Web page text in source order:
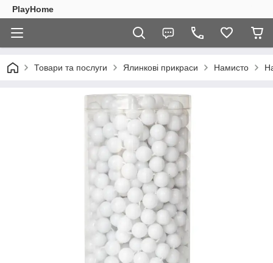
PlayHome
Товари та послуги Ялинкові прикраси Намисто